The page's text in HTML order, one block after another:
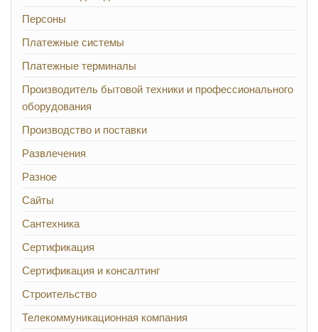
Персоны
Платежные системы
Платежные терминалы
Производитель бытовой техники и профессионального
оборудования
Производство и поставки
Развлечения
Разное
Сайты
Сантехника
Сертификация
Сертификация и консалтинг
Строительство
Телекоммуникационная компания